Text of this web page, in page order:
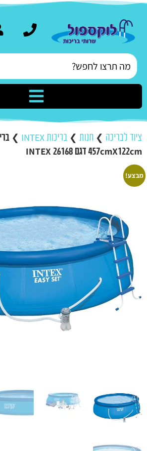
ציוד לבריכה ❯ חנות ❯ בריכות INTEX ❯
457cmX122cm דגם 26168 INTEX
מבצע!